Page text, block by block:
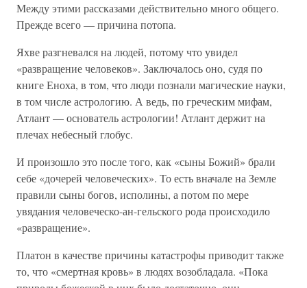
Между этими рассказами действительно много общего.
Прежде всего — причина потопа.
Яхве разгневался на людей, потому что увидел
«развращение человеков». Заключалось оно, судя по
книге Еноха, в том, что люди познали магические науки,
в том числе астрологию. А ведь, по греческим мифам,
Атлант — основатель астрологии! Атлант держит на
плечах небесный глобус.
И произошло это после того, как «сыны Божий» брали
себе «дочерей человеческих». То есть вначале на Земле
правили сыны богов, исполины, а потом по мере
увядания человеческо-ан-гельского рода происходило
«развращение».
Платон в качестве причины катастрофы приводит также
то, что «смертная кровь» в людях возобладала. «Пока